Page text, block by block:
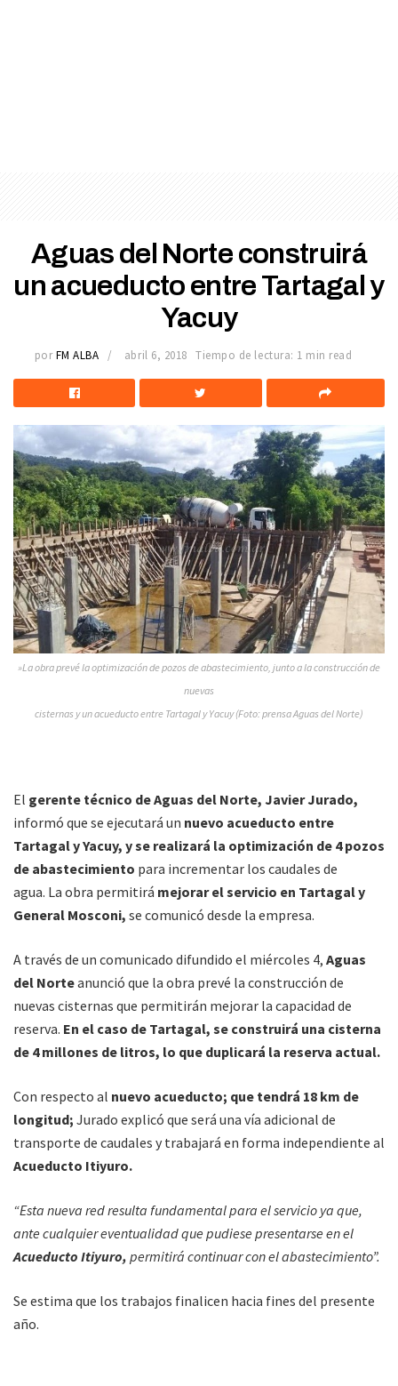
Aguas del Norte construirá
un acueducto entre Tartagal y
Yacuy
por FM ALBA abril 6, 2018 Tiempo de lectura: 1 min read
»La obra prevé la optimización de pozos de abastecimiento, junto a la construcción de
nuevas
cisternas y un acueducto entre Tartagal y Yacuy (Foto: prensa Aguas del Norte)
El gerente técnico de Aguas del Norte, Javier Jurado,
informó que se ejecutará un nuevo acueducto entre
Tartagal y Yacuy, y se realizará la optimización de 4 pozos
de abastecimiento para incrementar los caudales de
agua. La obra permitirá mejorar el servicio en Tartagal y
General Mosconi, se comunicó desde la empresa.
A través de un comunicado difundido el miércoles 4, Aguas
del Norteanunció que la obra prevé la construcción de
nuevas cisternas que permitirán mejorar la capacidad de
reserva. En el caso de Tartagal, se construirá una cisterna
de 4 millones de litros, lo que duplicará la reserva actual.
Con respecto al nuevo acueducto; que tendrá 18 km de
longitud; Jurado explicó que será una vía adicional de
transporte de caudales y trabajará en forma independiente al
Acueducto Itiyuro.
“Esta nueva red resulta fundamental para el servicio ya que,
ante cualquier eventualidad que pudiese presentarse en el
Acueducto Itiyuro, permitirá continuar con el abastecimiento”.
Se estima que los trabajos finalicen hacia fines del presente
año.